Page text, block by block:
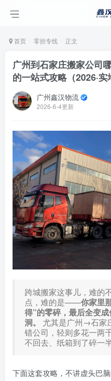
首页 零担专线 正文
广州到石家庄搬家公司
的一站式攻略（2026·实
广州鑫汉物流
2026-6-4更新
跨城搬家这事儿，难的
点，难的是——你家里
得”的零碎，最后全变
洞。
尤其是广州→石家
错公司，轻则多花一两
不回去、纸箱到了碎一半
下面这套攻略，不讲虚头巴